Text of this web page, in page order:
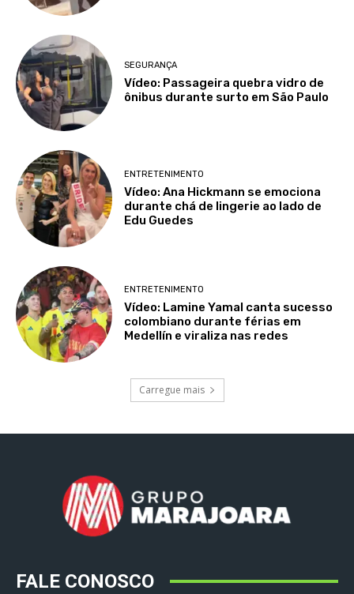
SEGURANÇA
Vídeo: Passageira quebra vidro de
ônibus durante surto em São Paulo
ENTRETENIMENTO
Vídeo: Ana Hickmann se emociona
durante chá de lingerie ao lado de
Edu Guedes
ENTRETENIMENTO
Vídeo: Lamine Yamal canta sucesso
colombiano durante férias em
Medellín e viraliza nas redes
Carregue mais
FALE CONOSCO